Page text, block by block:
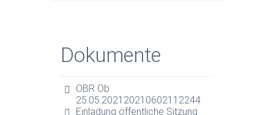
Dokumente
OBR Ob
25.05.202120210602112244
Einladung öffentliche Sitzung